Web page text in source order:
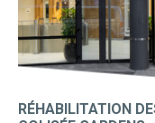
RÉHABILITATION